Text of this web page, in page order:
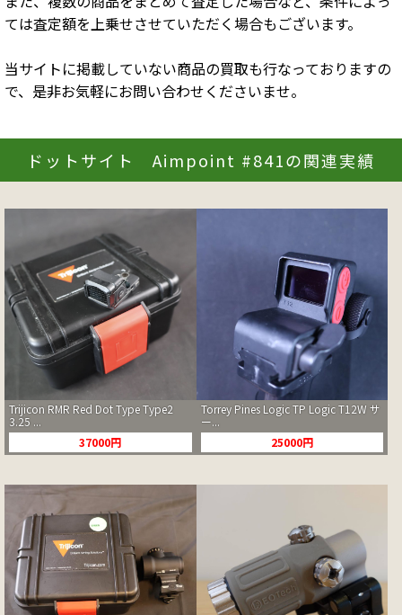
ては査定額を上乗せさせていただく場合もございます。
当サイトに掲載していない商品の買取も行なっておりますの
で、是非お気軽にお問い合わせくださいませ。
ドットサイト Aimpoint #841の関連実績
Trijicon RMR Red Dot Type Type2
3.25 ...
37000円
Torrey Pines Logic TP Logic T12W サ
ー...
25000円